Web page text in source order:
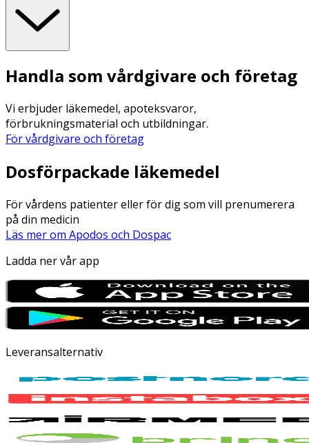
Handla som vårdgivare och företag
Vi erbjuder läkemedel, apoteksvaror,
förbrukningsmaterial och utbildningar.
För vårdgivare och företag
Dosförpackade läkemedel
För vårdens patienter eller för dig som vill prenumerera
på din medicin
Läs mer om Apodos och Dospac
Ladda ner vår app
Leveransalternativ